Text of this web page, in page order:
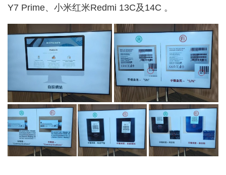
Y7 Prime、小米红米Redmi 13C及14C 。